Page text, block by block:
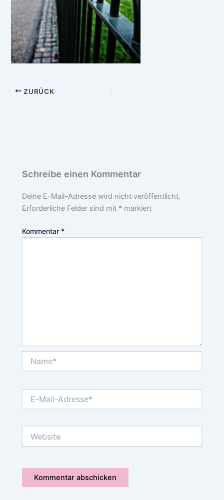
ZURÜCK
Schreibe einen Kommentar
Deine E-Mail-Adresse wird nicht veröffentlicht.
Erforderliche Felder sind mit * markiert
Kommentar *
Mail-